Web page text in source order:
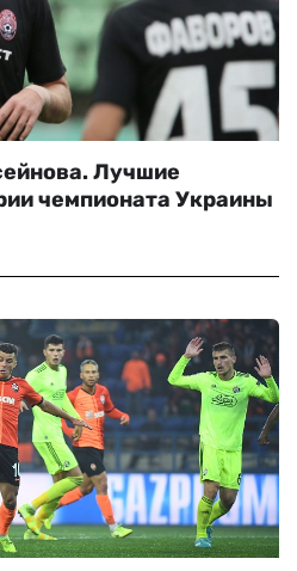
Лучшие
чемпионата Украины